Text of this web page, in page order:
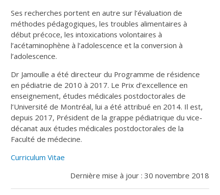
Ses recherches portent en autre sur l’évaluation de
méthodes pédagogiques, les troubles alimentaires à
début précoce, les intoxications volontaires à
l’acétaminophène à l’adolescence et la conversion à
l’adolescence.
Dr Jamoulle a été directeur du Programme de résidence
en pédiatrie de 2010 à 2017. Le Prix d’excellence en
enseignement, études médicales postdoctorales de
l’Université de Montréal, lui a été attribué en 2014. Il est,
depuis 2017, Président de la grappe pédiatrique du vice-
décanat aux études médicales postdoctorales de la
Faculté de médecine.
Curriculum Vitae
Dernière mise à jour : 30 novembre 2018